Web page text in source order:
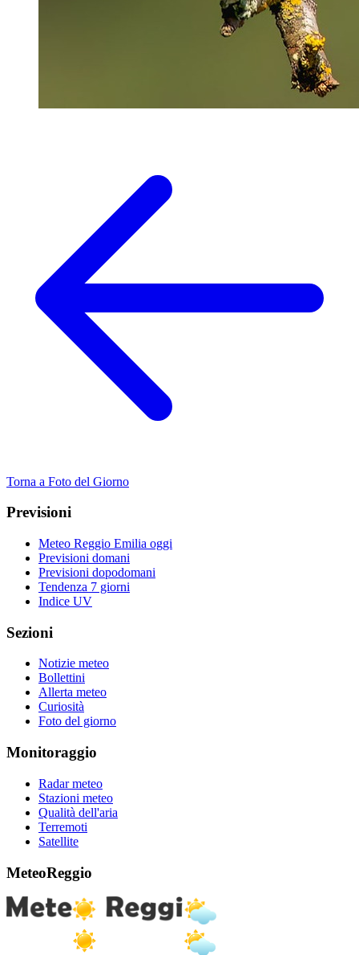
Torna a Foto del Giorno
Previsioni
Meteo Reggio Emilia oggi
Previsioni domani
Previsioni dopodomani
Tendenza 7 giorni
Indice UV
Sezioni
Notizie meteo
Bollettini
Allerta meteo
Curiosità
Foto del giorno
Monitoraggio
Radar meteo
Stazioni meteo
Qualità dell'aria
Terremoti
Satellite
MeteoReggio